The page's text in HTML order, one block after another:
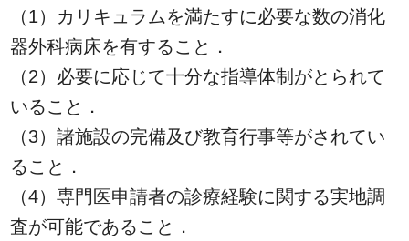
（1）カリキュラムを満たすに必要な数の消化
器外科病床を有すること．
（2）必要に応じて十分な指導体制がとられて
いること．
（3）諸施設の完備及び教育行事等がされてい
ること．
（4）専門医申請者の診療経験に関する実地調
査が可能であること．